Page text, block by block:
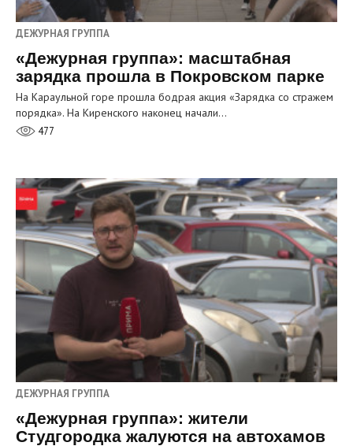
ДЕЖУРНАЯ ГРУППА
«Дежурная группа»: масштабная
зарядка прошла в Покровском парке
На Караульной горе прошла бодрая акция «Зарядка со стражем
порядка». На Киренского наконец начали…
477
ДЕЖУРНАЯ ГРУППА
«Дежурная группа»: жители
Студгородка жалуются на автохамов